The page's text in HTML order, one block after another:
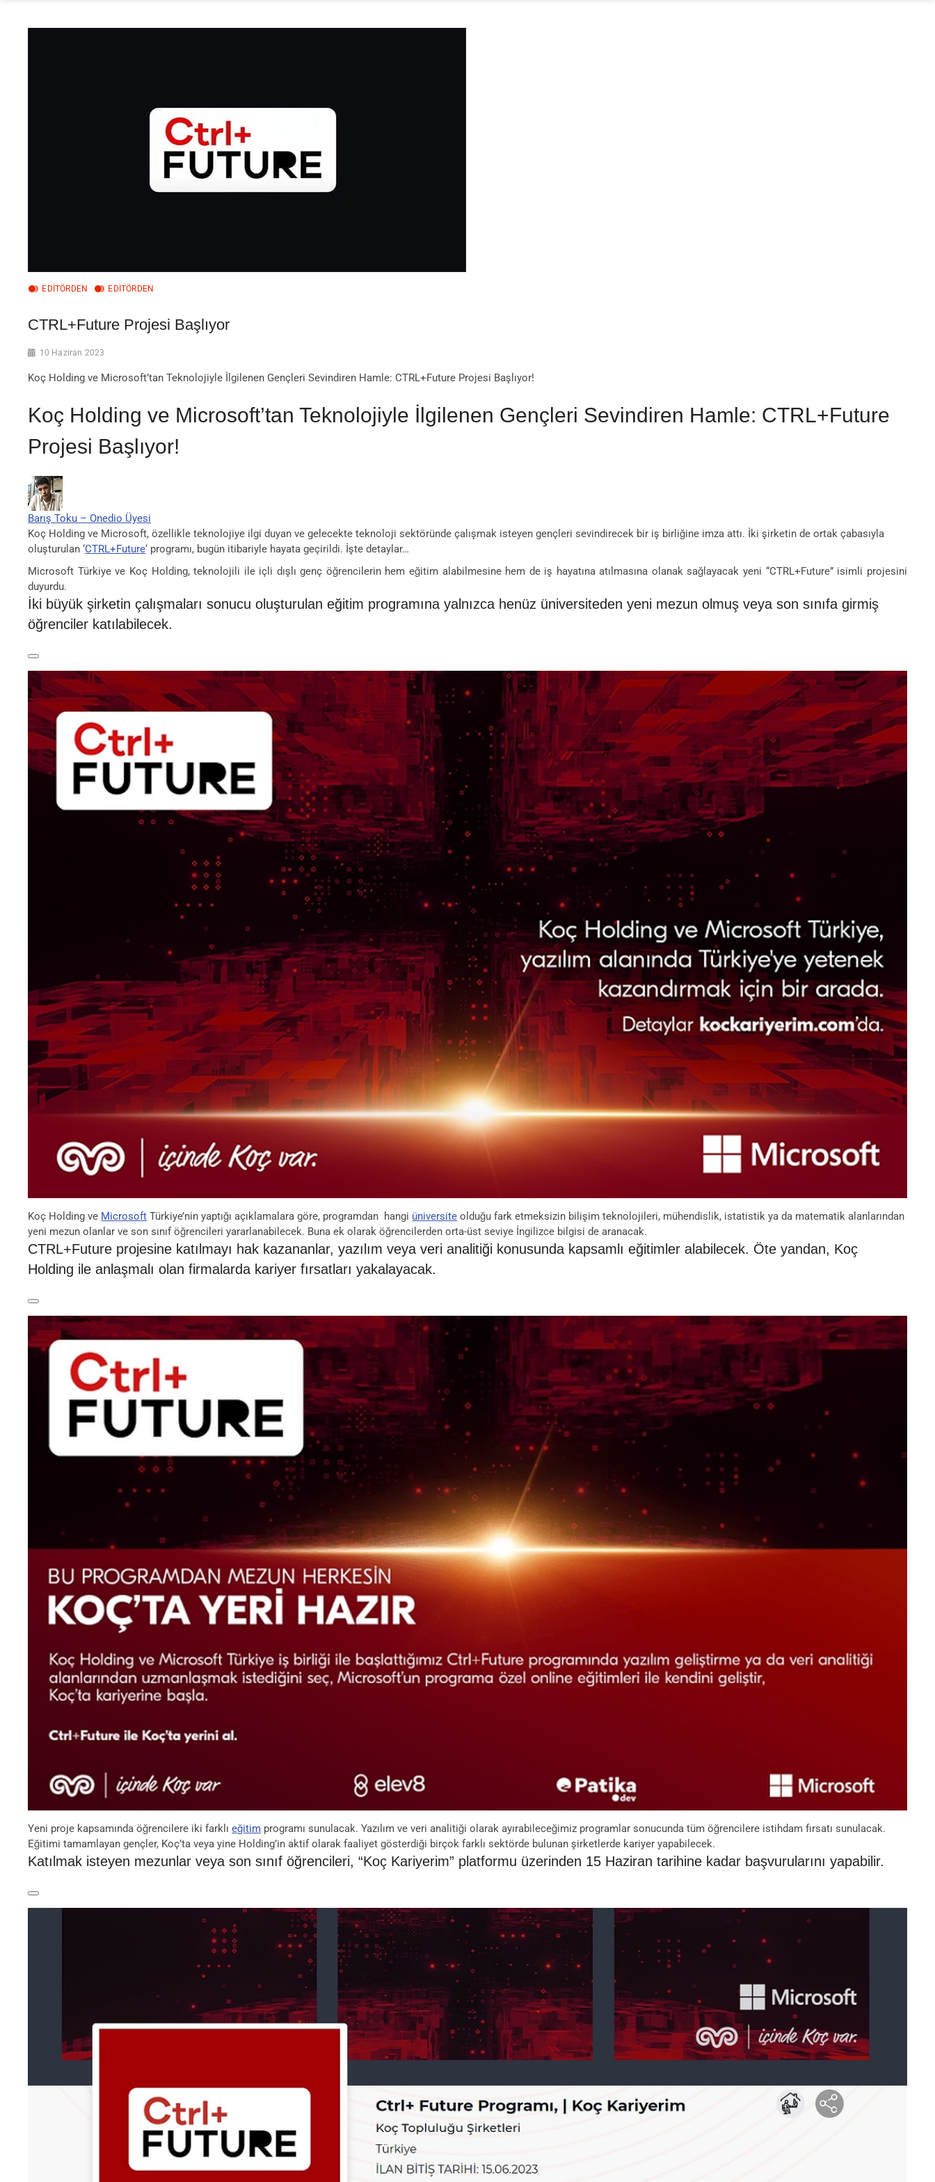
EDITÖRDEN EDİTÖRDEN
CTRL+Future Projesi Başlıyor
10 Haziran 2023
Koç Holding ve Microsoft’tan Teknolojiyle İlgilenen Gençleri Sevindiren Hamle: CTRL+Future Projesi Başlıyor!
Koç Holding ve Microsoft’tan Teknolojiyle İlgilenen Gençleri Sevindiren Hamle: CTRL+Future
Projesi Başlıyor!
Barış Toku – Onedio Üyesi
Koç Holding ve Microsoft, özellikle teknolojiye ilgi duyan ve gelecekte teknoloji sektöründe çalışmak isteyen gençleri sevindirecek bir iş birliğine imza attı. İki şirketin de ortak çabasıyla
oluşturulan ‘CTRL+Future‘ programı, bugün itibariyle hayata geçirildi. İşte detaylar…
Microsoft Türkiye ve Koç Holding, teknolojili ile içli dışlı genç öğrencilerin hem eğitim alabilmesine hem de iş hayatına atılmasına olanak sağlayacak yeni “CTRL+Future” isimli projesini
duyurdu.
İki büyük şirketin çalışmaları sonucu oluşturulan eğitim programına yalnızca henüz üniversiteden yeni mezun olmuş veya son sınıfa girmiş
öğrenciler katılabilecek.
Koç Holding ve Microsoft Türkiye’nin yaptığı açıklamalara göre, programdan hangi üniversite olduğu fark etmeksizin bilişim teknolojileri, mühendislik, istatistik ya da matematik alanlarından
yeni mezun olanlar ve son sınıf öğrencileri yararlanabilecek. Buna ek olarak öğrencilerden orta-üst seviye İngilizce bilgisi de aranacak.
CTRL+Future projesine katılmayı hak kazananlar, yazılım veya veri analitiği konusunda kapsamlı eğitimler alabilecek. Öte yandan, Koç
Holding ile anlaşmalı olan firmalarda kariyer fırsatları yakalayacak.
Yeni proje kapsamında öğrencilere iki farklıeğitim programı sunulacak. Yazılım ve veri analitiği olarak ayırabileceğimiz programlar sonucunda tüm öğrencilere istihdam fırsatı sunulacak.
Eğitimi tamamlayan gençler, Koç’ta veya yine Holding’in aktif olarak faaliyet gösterdiği birçok farklı sektörde bulunan şirketlerde kariyer yapabilecek.
Katılmak isteyen mezunlar veya son sınıf öğrencileri, “Koç Kariyerim” platformu üzerinden 15 Haziran tarihine kadar başvurularını yapabilir.